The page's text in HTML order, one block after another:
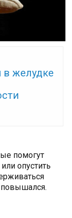
в желудке
помогут
опустить
повышался.